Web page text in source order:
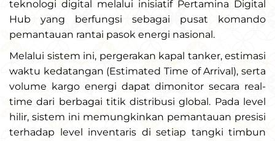
teknologi digital melalui inisiatif Pertamina Digital
Hub yang berfungsi sebagai pusat komando
pemantauan rantai pasok energi nasional.
Melalui sistem ini, pergerakan kapal tanker, estimasi
waktu kedatangan (Estimated Time of Arrival), serta
volume kargo energi dapat dimonitor secara real-
time dari berbagai titik distribusi global. Pada level
hilir, sistem ini memungkinkan pemantauan presisi
terhadap level inventaris di setiap tangki timbun